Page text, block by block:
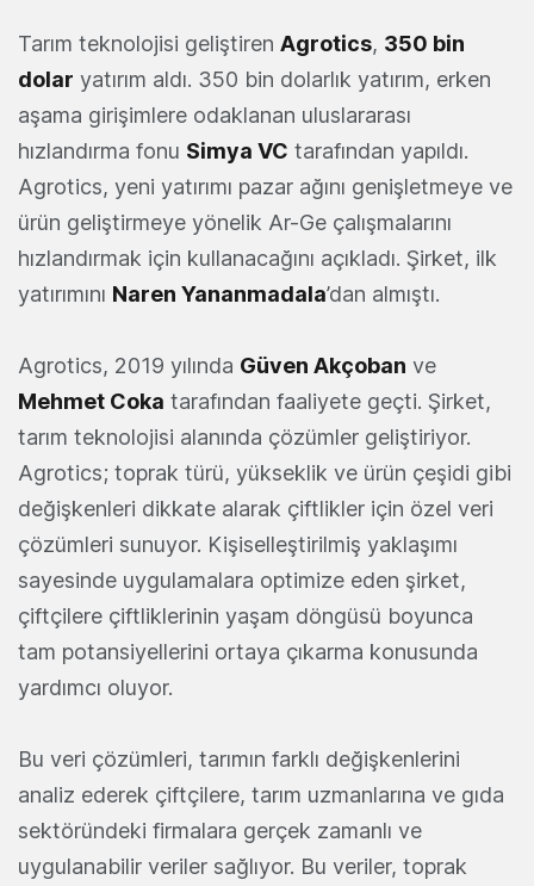
Tarım teknolojisi geliştiren Agrotics, 350 bin
dolar yatırım aldı. 350 bin dolarlık yatırım, erken
aşama girişimlere odaklanan uluslararası
hızlandırma fonu Simya VC tarafından yapıldı.
Agrotics, yeni yatırımı pazar ağını genişletmeye ve
ürün geliştirmeye yönelik Ar-Ge çalışmalarını
hızlandırmak için kullanacağını açıkladı. Şirket, ilk
yatırımını Naren Yananmadala’dan almıştı.
Agrotics, 2019 yılında Güven Akçoban ve
Mehmet Coka tarafından faaliyete geçti. Şirket,
tarım teknolojisi alanında çözümler geliştiriyor.
Agrotics; toprak türü, yükseklik ve ürün çeşidi gibi
değişkenleri dikkate alarak çiftlikler için özel veri
çözümleri sunuyor. Kişiselleştirilmiş yaklaşımı
sayesinde uygulamalara optimize eden şirket,
çiftçilere çiftliklerinin yaşam döngüsü boyunca
tam potansiyellerini ortaya çıkarma konusunda
yardımcı oluyor.
Bu veri çözümleri, tarımın farklı değişkenlerini
analiz ederek çiftçilere, tarım uzmanlarına ve gıda
sektöründeki firmalara gerçek zamanlı ve
uygulanabilir veriler sağlıyor. Bu veriler, toprak